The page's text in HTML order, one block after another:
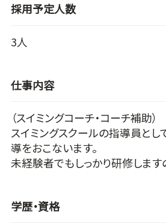
採用予定人数
3人
仕事内容
（スイミングコーチ・コーチ補助）
スイミングスクールの指導員とし
導をおこないます。
未経験者でもしっかり研修します
学歴・資格